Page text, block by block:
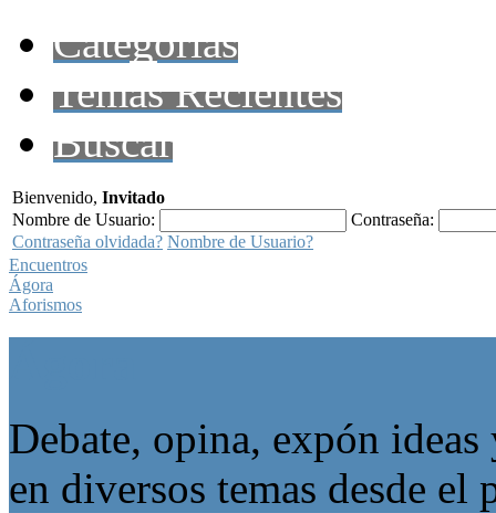
Categorías
Temas Recientes
Buscar
Bienvenido, Invitado
Nombre de Usuario:
Contraseña:
Contraseña olvidada? Nombre de Usuario?
Encuentros
Ágora
Aforismos
Debate, opina, expón
en diversos temas desde